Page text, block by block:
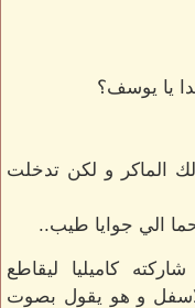
يا يوسف؟
الماكر و لكن تدخلت
الي جوايا طيب..
كاميليا ليقاطع
و هو يقول بصوت